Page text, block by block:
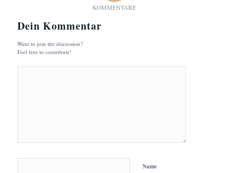
KOMMENTARE
Dein Kommentar
Want to join the discussion?
Feel free to contribute!
Name